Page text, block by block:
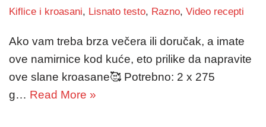
Kiflice i kroasani, Lisnato testo, Razno, Video recepti
Ako vam treba brza večera ili doručak, a imate
ove namirnice kod kuće, eto prilike da napravite
ove slane kroasane🥰 Potrebno: 2 x 275
g… Read More »